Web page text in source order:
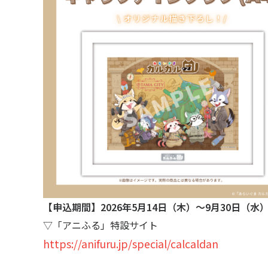
【申込期間】2026年5月14日（木）〜9月30日（水）
▽「アニふる」特設サイト
https://anifuru.jp/special/calcaldan